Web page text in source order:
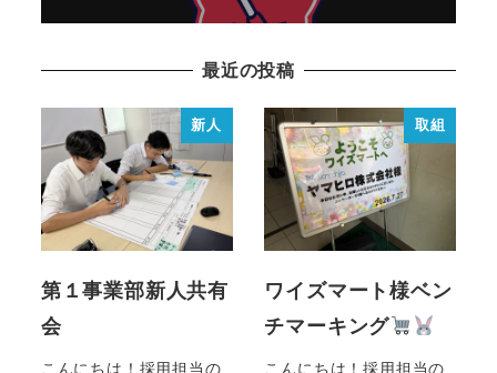
最近の投稿
新人
第１事業部新人共有
会
こんにちは！採用担当の
取組
ワイズマート様ベン
チマーキング
こんにちは！採用担当の